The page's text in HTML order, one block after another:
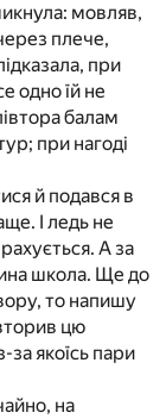
мовляв,
плече,
при
одно їй не
балам
при нагоді
й подався в
І ледь не
А за
школа. Ще до
то напишу
цю
за якоїсь пари
на